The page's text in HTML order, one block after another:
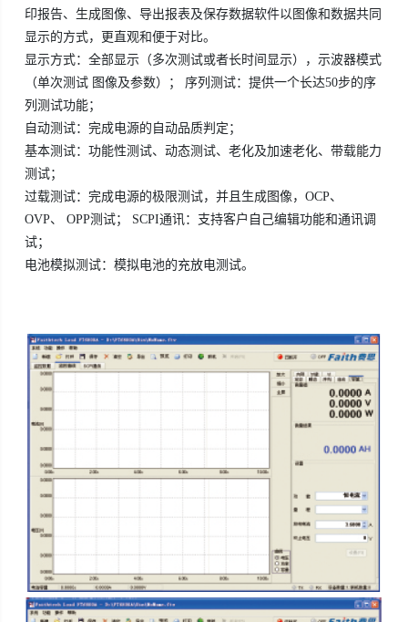
印报告、生成图像、导出报表及保存数据软件以图像和数据共同
显示的方式，更直观和便于对比。
显示方式：全部显示（多次测试或者长时间显示），示波器模式
（单次测试 图像及参数）； 序列测试：提供一个长达50步的序
列测试功能；
自动测试：完成电源的自动品质判定；
基本测试：功能性测试、动态测试、老化及加速老化、带载能力
测试；
过载测试：完成电源的极限测试，并且生成图像，OCP、
OVP、 OPP测试； SCPI通讯：支持客户自己编辑功能和通讯调
试；
电池模拟测试：模拟电池的充放电测试。